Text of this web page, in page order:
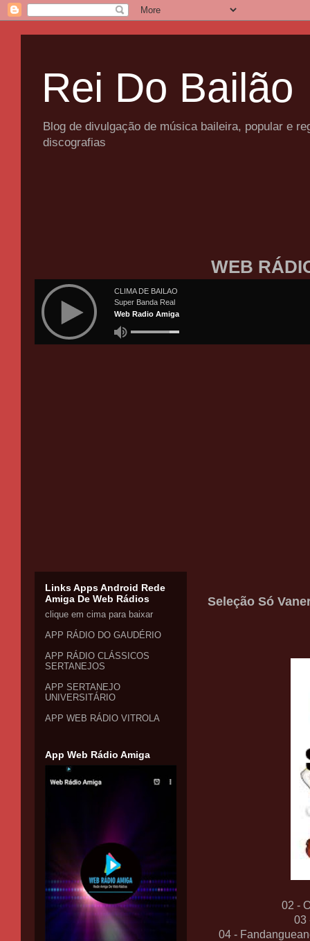
Rei Do Bailão
Blog de divulgação de música baileira, popular e
discografias
WEB
Seleção Só
02 -
03
04 -
Links Apps Android Rede
Amiga De Web Rádios
clique em cima para baixar
APP RÁDIO DO GAUDÉRIO
APP RÁDIO CLÁSSICOS
SERTANEJOS
APP SERTANEJO
UNIVERSITÁRIO
APP WEB RÁDIO VITROLA
App Web Rádio Amiga